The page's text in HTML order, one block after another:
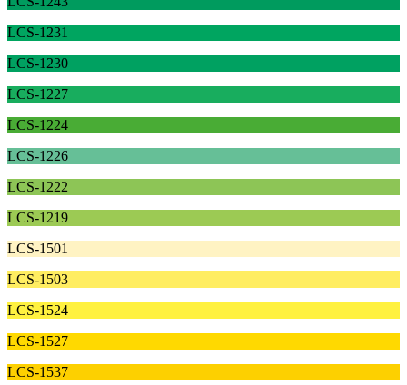
LCS-1231
LCS-1230
LCS-1227
LCS-1224
LCS-1226
LCS-1222
LCS-1219
LCS-1501
LCS-1503
LCS-1524
LCS-1527
LCS-1537